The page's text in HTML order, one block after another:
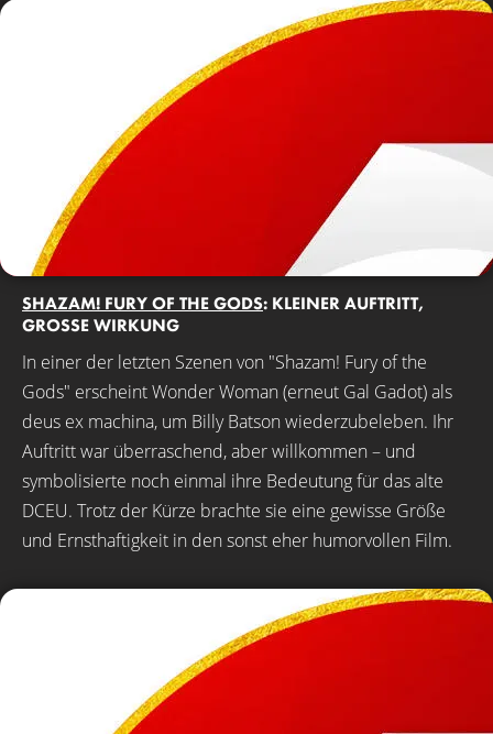
SHAZAM! FURY OF THE GODS: KLEINER AUFTRITT,
GROSSE WIRKUNG
In einer der letzten Szenen von "Shazam! Fury of the
Gods" erscheint Wonder Woman (erneut Gal Gadot) als
deus ex machina, um Billy Batson wiederzubeleben. Ihr
Auftritt war überraschend, aber willkommen – und
symbolisierte noch einmal ihre Bedeutung für das alte
DCEU. Trotz der Kürze brachte sie eine gewisse Größe
und Ernsthaftigkeit in den sonst eher humorvollen Film.